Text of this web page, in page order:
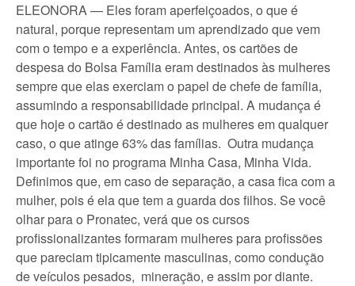
ELEONORA — Eles foram aperfeiçoados, o que é
natural, porque representam um aprendizado que vem
com o tempo e a experiência. Antes, os cartões de
despesa do Bolsa Família eram destinados às mulheres
sempre que elas exerciam o papel de chefe de família,
assumindo a responsabilidade principal. A mudança é
que hoje o cartão é destinado as mulheres em qualquer
caso, o que atinge 63% das famílias. Outra mudança
importante foi no programa Minha Casa, Minha Vida.
Definimos que, em caso de separação, a casa fica com a
mulher, pois é ela que tem a guarda dos filhos. Se você
olhar para o Pronatec, verá que os cursos
profissionalizantes formaram mulheres para profissões
que pareciam tipicamente masculinas, como condução
de veículos pesados, mineração, e assim por diante.